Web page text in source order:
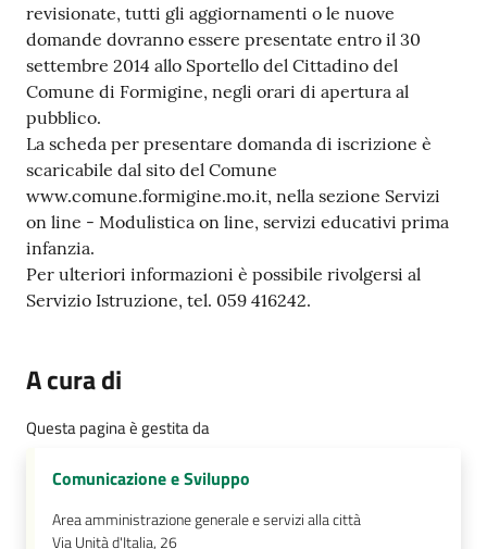
revisionate, tutti gli aggiornamenti o le nuove
domande dovranno essere presentate entro il 30
settembre 2014 allo Sportello del Cittadino del
Comune di Formigine, negli orari di apertura al
pubblico.
La scheda per presentare domanda di iscrizione è
scaricabile dal sito del Comune
www.comune.formigine.mo.it, nella sezione Servizi
on line - Modulistica on line, servizi educativi prima
infanzia.
Per ulteriori informazioni è possibile rivolgersi al
Servizio Istruzione, tel. 059 416242.
A cura di
Questa pagina è gestita da
Comunicazione e Sviluppo
Area amministrazione generale e servizi alla città
Via Unità d'Italia, 26